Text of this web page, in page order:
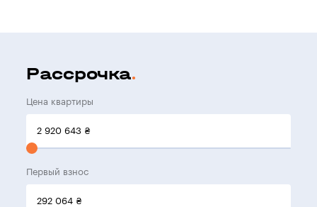
Рассрочка
Цена квартиры
2 920 643 ₴
Первый взнос
292 064 ₴